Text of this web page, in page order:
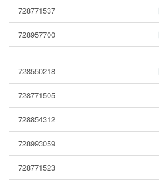
728771537
728957700
728550218
728771505
728854312
728993059
728771523